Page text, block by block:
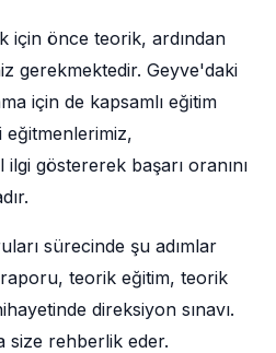
için önce teorik, ardından
gerekmektedir. Geyve'daki
için de kapsamlı eğitim
eğitmenlerimiz,
göstererek başarı oranını
sürecinde şu adımlar
raporu, teorik eğitim, teorik
direksiyon sınavı.
size rehberlik eder.